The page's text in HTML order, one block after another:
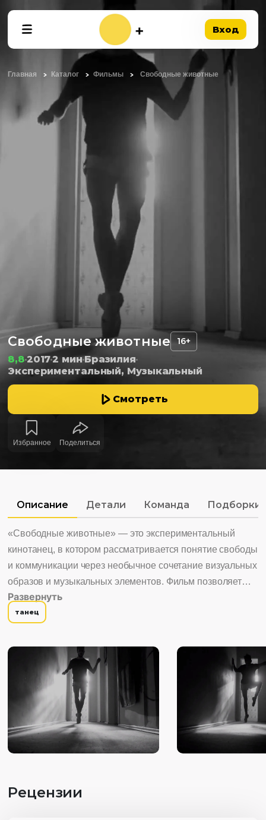
Вход
Главная Каталог Фильмы Свободные животные
Свободные животные 16+
8,820172 минБразилия
Экспериментальный, Музыкальный
Смотреть
Избранное Поделиться
Описание Детали Команда Подборки
«Свободные животные» — это экспериментальный
кинотанец, в котором рассматривается понятие свободы
и коммуникации через необычное сочетание визуальных
образов и музыкальных элементов. Фильм позволяет
зрителю погрузиться в неповторимую атмосферу.
Развернуть
танец
Рецензии